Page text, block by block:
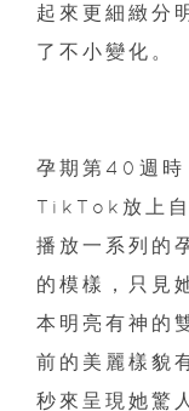
起來更細緻分
了不小變化。
孕期第40週
TikTok放上自
播放一系列的
的模樣，只見
本明亮有神的
前的美麗樣貌
秒來呈現她驚